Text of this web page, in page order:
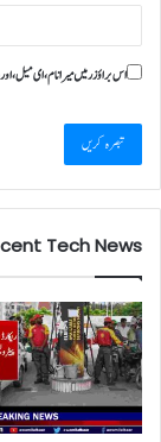
اس براؤزر میں میرا نام، ای میل،
Tech News